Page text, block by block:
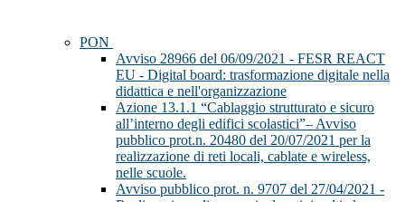
PON
Avviso 28966 del 06/09/2021 - FESR REACT
EU - Digital board: trasformazione digitale nella
didattica e nell'organizzazione
Azione 13.1.1 “Cablaggio strutturato e sicuro
all’interno degli edifici scolastici”– Avviso
pubblico prot.n. 20480 del 20/07/2021 per la
realizzazione di reti locali, cablate e wireless,
nelle scuole.
Avviso pubblico prot. n. 9707 del 27/04/2021 -